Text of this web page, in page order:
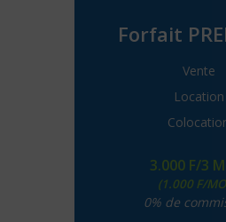
Forfait
Vente
Location
3.000 F/3
(1.000 F/
0% de
3 annonces
Photos
Annonce mise
Annonce diffusée
abonnés)
Choisir ce